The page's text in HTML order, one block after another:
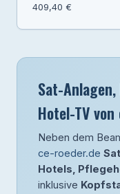
409,40 €
Sat-
Hotel-TV
Neben dem
ce-roeder.de
Hotels,
inklusive